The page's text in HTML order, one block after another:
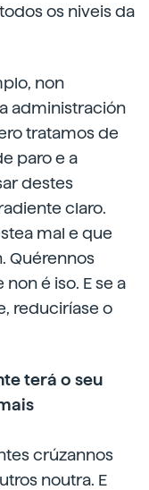
os niveis da
non
administración
tratamos de
paro e a
destes
claro.
mal e que
Quérennos
é iso. E se a
reduciríase o
terá o seu
crúzannos
noutra. E